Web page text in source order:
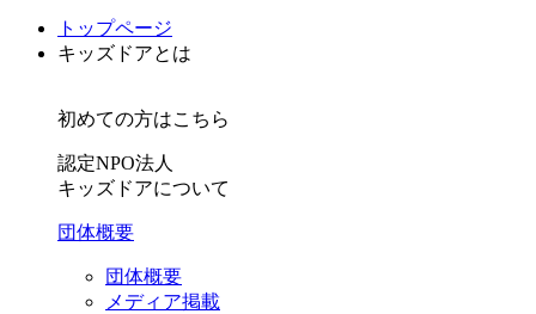
トップページ
キッズドアとは
初めての方はこちら
認定NPO法人
キッズドアについて
団体概要
団体概要
メディア掲載